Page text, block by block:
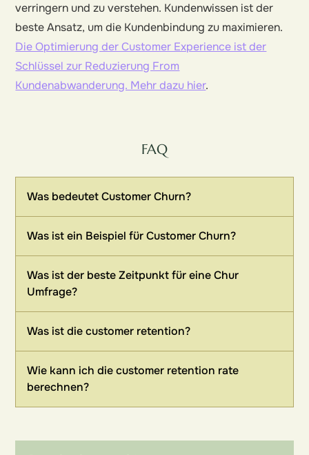
verringern und zu verstehen. Kundenwissen ist der
beste Ansatz, um die Kundenbindung zu maximieren.
Die Optimierung der Customer Experience ist der
Schlüssel zur Reduzierung From
Kundenabwanderung. Mehr dazu hier.
FAQ
Was bedeutet Customer Churn?
Was ist ein Beispiel für Customer Churn?
Was ist der beste Zeitpunkt für eine Chur
Umfrage?
Was ist die customer retention?
Wie kann ich die customer retention rate
berechnen?